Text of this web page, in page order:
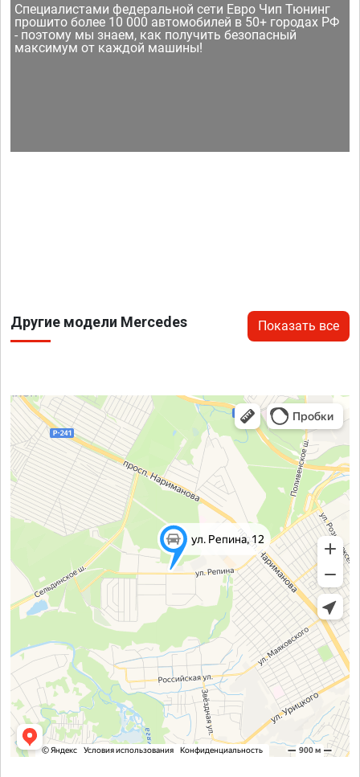
Специалистами федеральной сети Евро Чип Тюнинг
прошито более 10 000 автомобилей в 50+ городах РФ
- поэтому мы знаем, как получить безопасный
максимум от каждой машины!
Другие модели Mercedes Показать все